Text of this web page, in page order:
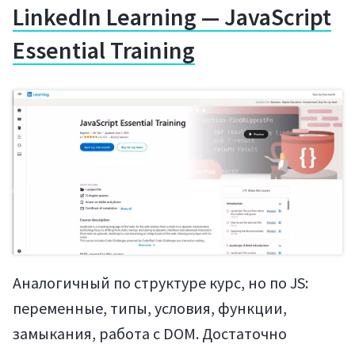
LinkedIn Learning — JavaScript
Essential Training
Аналогичный по структуре курс, но по JS:
переменные, типы, условия, функции,
замыкания, работа с DOM. Достаточно